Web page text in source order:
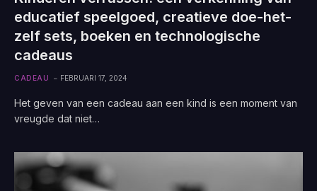
educatief speelgoed, creatieve doe-het-
zelf sets, boeken en technologische
cadeaus
CADEAU FEBRUARI 17, 2024
Het geven van een cadeau aan een kind is een moment van
vreugde dat niet…